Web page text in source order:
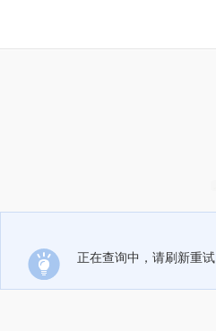
正在查询中，请刷新重试